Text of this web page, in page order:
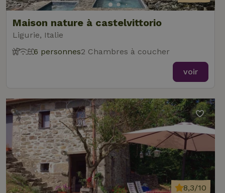
Maison nature à castelvittorio
Ligurie, Italie
6 personnes2 Chambres à coucher
voir
8,3/10